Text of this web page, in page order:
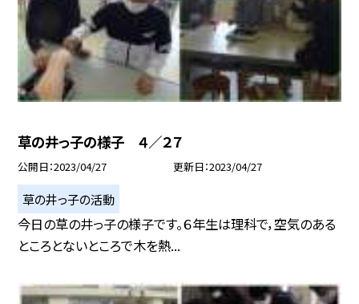
草の井っ子の様子 ４／２７
公開日 2023/04/27 更新日 2023/04/27
草の井っ子の活動
今日の草の井っ子の様子です。６年生は理科で，空気のある
ところとないところで木を熱...